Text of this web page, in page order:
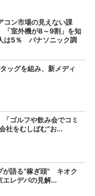
コン市場の見えない課
「室外機が8～9割」を知
は5％ パナソニック調
ッグを組み、新メディ
「ゴルフや飲み会でコミ
社をむしばむ“お...
が語る“稼ぎ頭” キオク
エレデバの見解...